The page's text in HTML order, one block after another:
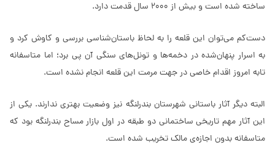
ساخته شده است و بیش از 2000 سال قدمت دارد.
دست‌کم می‌توان این قلعه را به لحاظ باستان‌شناسی بررسی و کاوش کرد و
به اسرار پنهان‌شده در دخمه‌ها و تونل‌های سنگی آن پی برد؛ اما متاسفانه
تابه امروز اقدام خاصی در جهت مرمت این قلعه انجام نشده است.
البته دیگر آثار باستانی شهرستان بندرلنگه نیز وضعیت بهتری ندارند. یکی از
این آثار مهم تاریخی ساختمانی دو طبقه در اول بازار مساح بندرلنگه بود که
متاسفانه بدون اجازه‌ی مالک تخریب شده است.